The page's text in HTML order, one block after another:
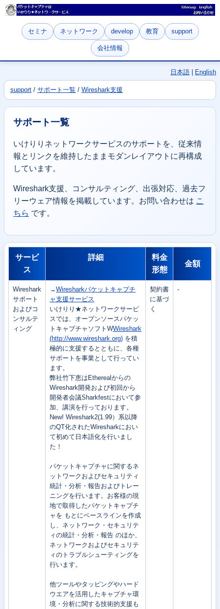
セミナ ネットワーク develop 教育 support
会社情報
日本語 | English
support / サポート一覧 / Wireshark支援
サポート一覧
いけりりネットワークサービスのサポートを、従来情
報とリンクを維持したままモダンレイアウトに再構成
しています。
Wireshark支援、コンサルティング、出張対応、過去フ
リーウェア情報を掲載しています。お問い合わせは こ
ちら です。
サービ
ス
詳細
料金
形態
金額
Wireshark
サポート
およびコ
ンサルテ
ィング
→Wiresharkパケットキャプチ
ャ支援サービス
いけりり★ネットワークサービ
スでは、オープンソースパケッ
トキャプチャソフトWWireshark
(http://www.wireshark.org) を積
極的に支援するとともに、各種
サポートを事業として行ってい
ます。
弊社竹下恵はEtherealからの
Wireshark開発および初回から
開発者会議Sharkfestにおいて参
加、講演を行っております。
New! Wireshark2(1.99）系以降
のQT化されたWiresharkにおい
て初めて日本語化を行いまし
た！
パケットキャプチャに関するネ
ットワークおよびセキュリティ
統計・分析・報告およびトレー
ニングを行います。お客様の現
地で取得したパケットキャプチ
ャを もとにベースラインを作成
し、ネットワーク・セキュリテ
ィの統計・分析・報告 のほか、
ネットワークおよびセキュリテ
ィのトラブルシューティングを
行います。
他ツールやタッピングやハード
ウエアを活用したキャプチャ環
境・分析に関する技術的支援も
契約書
に基づ
く
-